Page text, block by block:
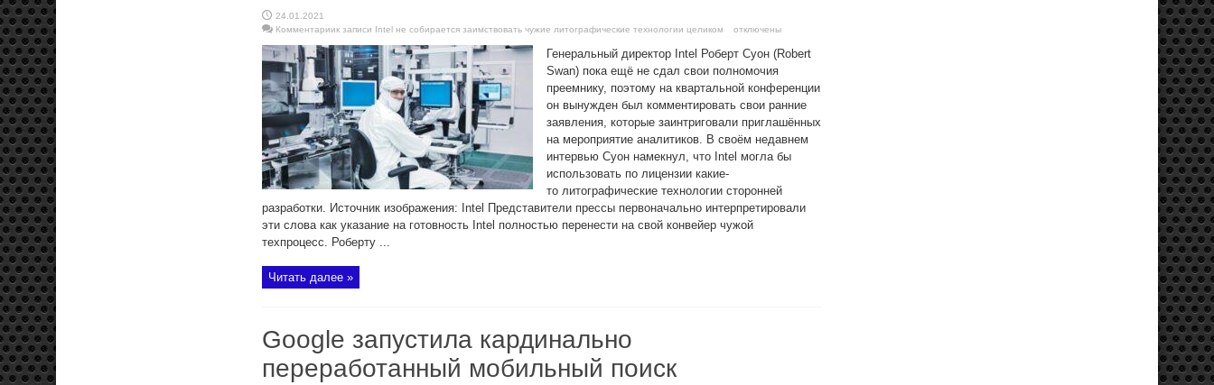
24.01.2021
Комментариик записи Intel не собирается заимствовать чужие литографические технологии целиком отключены
Генеральный директор Intel Роберт Суон (Robert
Swan) пока ещё не сдал свои полномочия
преемнику, поэтому на квартальной конференции
он вынужден был комментировать свои ранние
заявления, которые заинтриговали приглашённых
на мероприятие аналитиков. В своём недавнем
интервью Суон намекнул, что Intel могла бы
использовать по лицензии какие-
то литографические технологии сторонней
разработки. Источник изображения: Intel Представители прессы первоначально интерпретировали
эти слова как указание на готовность Intel полностью перенести на свой конвейер чужой
техпроцесс. Роберту ...
Читать далее »
Google запустила кардинально
переработанный мобильный поиск